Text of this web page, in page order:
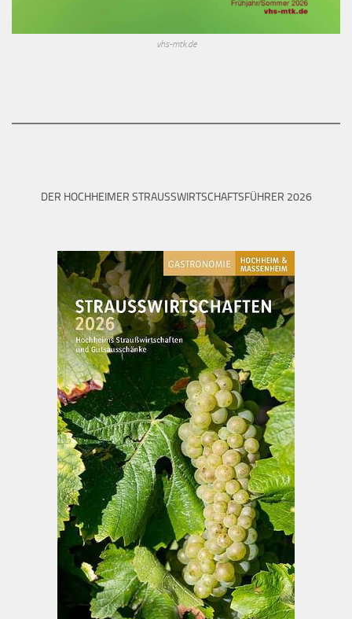
vhs-mtk.de
DER HOCHHEIMER STRAUSSWIRTSCHAFTSFÜHRER 2026